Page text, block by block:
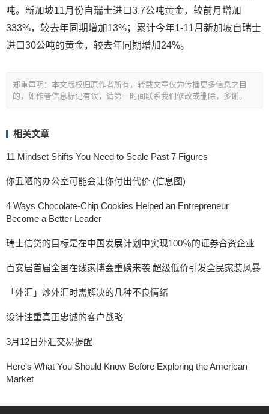
吨。新加坡11月份自瑞士进口3.7公吨黄金，较前月增加
333%，较去年同期增加13%；累计今年1-11月新加坡自瑞士
进口30公吨的黄金，较去年同期增加24%。
郑重声明：本文版权归原作者所有，转载文章仅为传播更多信息之目
的，如作者信息标记有误，请第一时间联系我们修改或删除，多谢。
相关文章
11 Mindset Shifts You Need to Scale Past 7 Figures
你丑陋的办公室可能会让你付出代价 (信息图)
4 Ways Chocolate-Chip Cookies Helped an Entrepreneur
Become a Better Leader
瑞士信贷的目标是在中国发展计划中实现100％的证券合资企业
百安居首届全国在线家博会重磅来袭 超级低价引发全民家装风暴
「外汇」炒外汇时需解决的几种不良情绪
设计注重真正忠诚的客户战略
3月12日外汇交易提醒
Here's What You Should Know Before Exploring the American
Market